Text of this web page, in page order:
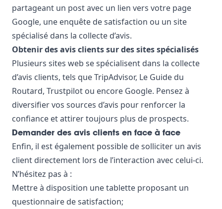
partageant un post avec un lien vers votre page
Google, une enquête de satisfaction ou un site
spécialisé dans la collecte d’avis.
Obtenir des avis clients sur des sites spécialisés
Plusieurs sites web se spécialisent dans la collecte
d’avis clients, tels que TripAdvisor, Le Guide du
Routard, Trustpilot ou encore Google. Pensez à
diversifier vos sources d’avis pour renforcer la
confiance et attirer toujours plus de prospects.
Demander des avis clients en face à face
Enfin, il est également possible de solliciter un avis
client directement lors de l’interaction avec celui-ci.
N’hésitez pas à :
Mettre à disposition une tablette proposant un
questionnaire de satisfaction;